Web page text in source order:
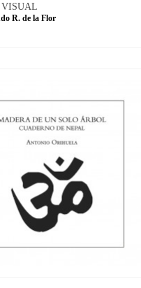
VISUAL
R. de la Flor